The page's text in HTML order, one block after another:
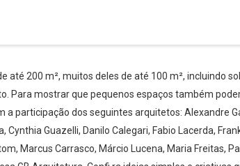
200 m², muitos deles de até 100 m², incluindo
Para mostrar que pequenos espaços também
participação dos seguintes arquitetos: Alexandre
Guazelli, Danilo Calegari, Fabio Lacerda,
Marcus Carrasco, Márcio Lucena, Maria Freitas,
Facebook Twitter E-mail